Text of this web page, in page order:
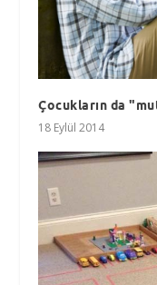
Çocukların da
18 Eylül 2014